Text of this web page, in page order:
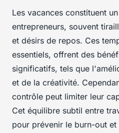
Les vacances constituent
entrepreneurs, souvent
et désirs de repos. Ces
essentiels, offrent des
significatifs, tels que
et de la créativité.
contrôle peut limiter leur
Cet équilibre subtil entre
pour prévenir le burn-out